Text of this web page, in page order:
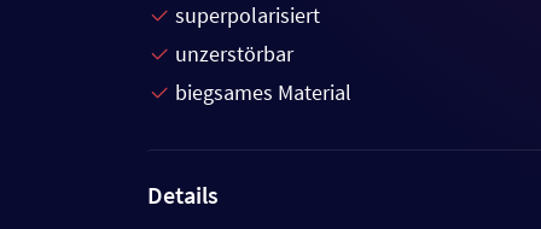
superpolarisiert
unzerstörbar
biegsames Material
Details